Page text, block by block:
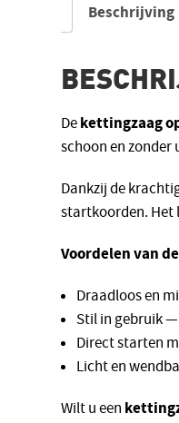
Beschrijving
Dekettingzaag
schoon en
Dankzij de
startkoorden. Het
Voordelen van
Draadloos en
Stil in gebruik
Direct starten
Licht en
Wilt u een